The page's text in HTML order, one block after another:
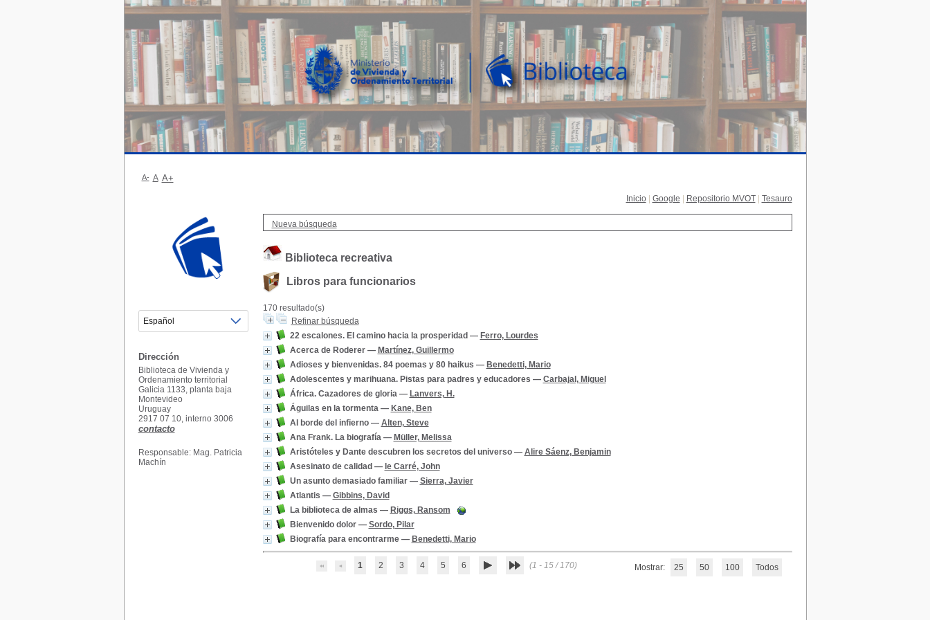
Inicio| Google Repositorio MVOT| Tesauro
Nueva búsqueda
Biblioteca recreativa
Libros para funcionarios
170 resultado(s)
Refinar búsqueda
22 escalones. El camino hacia la prosperidad — Ferro, Lourdes
Acerca de Roderer— Martínez, Guillermo
Adioses y bienvenidas. 84 poemas y 80 haikus — Benedetti, Mario
Adolescentes y marihuana. Pistas para padres y educadores — Carbajal, Miguel
África. Cazadores de gloria— Lanvers, H.
Águilas en la tormenta— Kane, Ben
Al borde del infierno— Alten, Steve
Ana Frank. La biografía— Müller, Melissa
Aristóteles y Dante descubren los secretos del universo— Alire Sáenz, Benjamin
Asesinato de calidad — le Carré, John
Un asunto demasiado familiar— Sierra, Javier
Atlantis — Gibbins, David
La biblioteca de almas — Riggs, Ransom
Bienvenido dolor— Sordo, Pilar
Biografía para encontrarme— Benedetti, Mario
1 2 3 4 5 6 (1 - 15 / 170) Mostrar: 25 50 100 Todos
A- A A+
Dirección
Biblioteca de Vivienda y
Ordenamiento territorial
Galicia 1133, planta baja
Montevideo
Uruguay
2917 07 10, interno 3006
contacto
Responsable: Mag. Patricia
Machín